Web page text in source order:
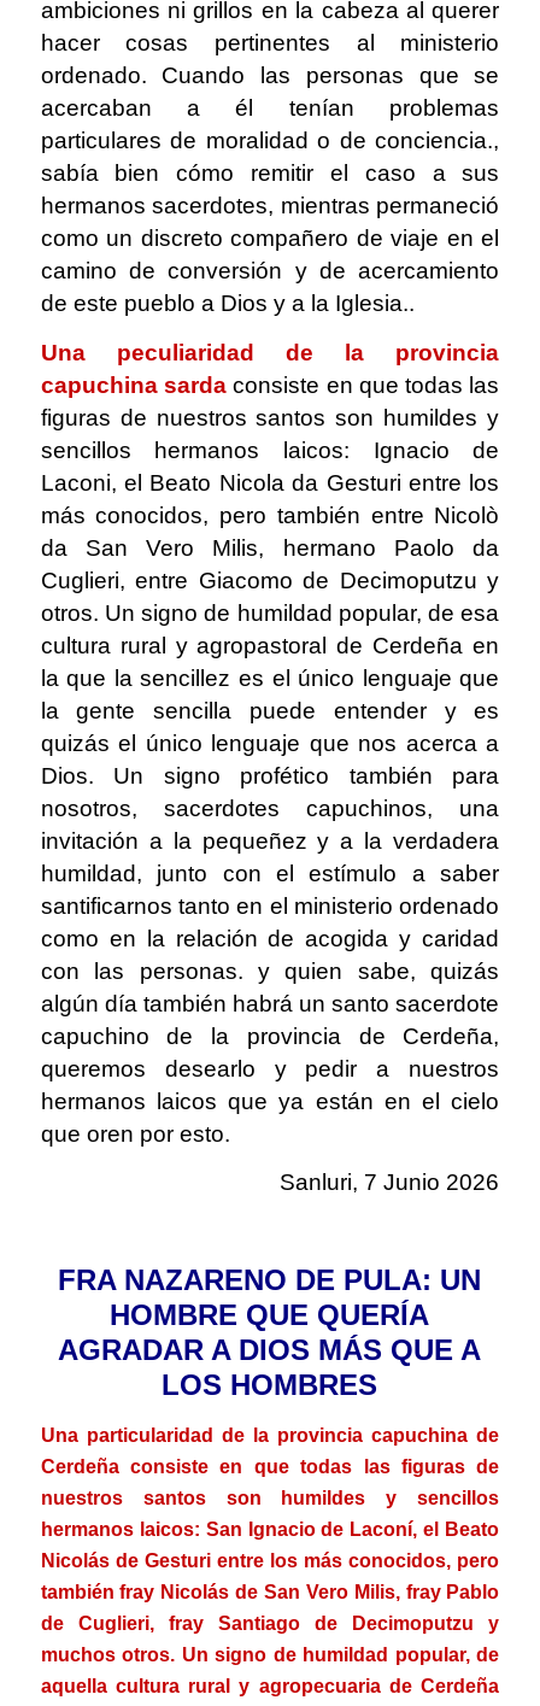
ambiciones ni grillos en la cabeza al querer
hacer cosas pertinentes al ministerio
ordenado. Cuando las personas que se
acercaban a él tenían problemas
particulares de moralidad o de conciencia.,
sabía bien cómo remitir el caso a sus
hermanos sacerdotes, mientras permaneció
como un discreto compañero de viaje en el
camino de conversión y de acercamiento
de este pueblo a Dios y a la Iglesia..
Una peculiaridad de la provincia
capuchina sardaconsiste en que todas las
figuras de nuestros santos son humildes y
sencillos hermanos laicos: Ignacio de
Laconi, el Beato Nicola da Gesturi entre los
más conocidos, pero también entre Nicolò
da San Vero Milis, hermano Paolo da
Cuglieri, entre Giacomo de Decimoputzu y
otros. Un signo de humildad popular, de esa
cultura rural y agropastoral de Cerdeña en
la que la sencillez es el único lenguaje que
la gente sencilla puede entender y es
quizás el único lenguaje que nos acerca a
Dios. Un signo profético también para
nosotros, sacerdotes capuchinos, una
invitación a la pequeñez y a la verdadera
humildad, junto con el estímulo a saber
santificarnos tanto en el ministerio ordenado
como en la relación de acogida y caridad
con las personas. y quien sabe, quizás
algún día también habrá un santo sacerdote
capuchino de la provincia de Cerdeña,
queremos desearlo y pedir a nuestros
hermanos laicos que ya están en el cielo
que oren por esto.
Sanluri, 7 Junio 2026
FRA NAZARENO DE PULA: UN
HOMBRE QUE QUERÍA
AGRADAR A DIOS MÁS QUE A
LOS HOMBRES
Una particularidad de la provincia capuchina de
Cerdeña consiste en que todas las figuras de
nuestros santos son humildes y sencillos
hermanos laicos: San Ignacio de Laconí, el Beato
Nicolás de Gesturi entre los más conocidos, pero
también fray Nicolás de San Vero Milis, fray Pablo
de Cuglieri, fray Santiago de Decimoputzu y
muchos otros. Un signo de humildad popular, de
aquella cultura rural y agropecuaria de Cerdeña